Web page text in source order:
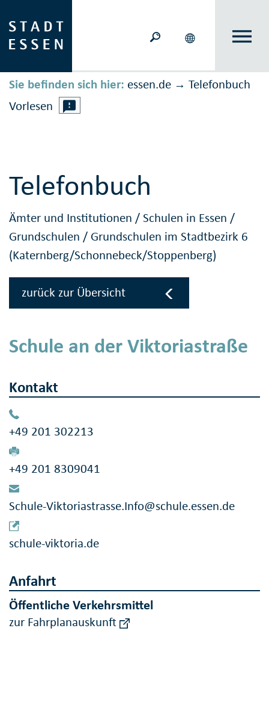
Sie befinden sich hier: essen.de → Telefonbuch
Vorlesen
Telefonbuch
Ämter und Institutionen /Schulen in Essen /
Grundschulen / Grundschulen im Stadtbezirk 6
(Katernberg/Schonnebeck/Stoppenberg)
zurück zur Übersicht
Schule an der Viktoriastraße
Kontakt
+49 201 302213
+49 201 8309041
Schule-Viktoriastrasse.Info@schule.essen.de
schule-viktoria.de
Anfahrt
Öffentliche Verkehrsmittel
zur Fahrplanauskunft